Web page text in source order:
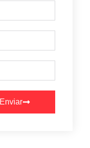
Enviar